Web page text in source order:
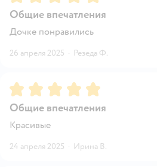
Общие впечатления
Дочке понравились
26 апреля 2025 · Резеда Ф.
Рейтинг:5
Общие впечатления
Красивые
24 апреля 2025 · Ирина В.